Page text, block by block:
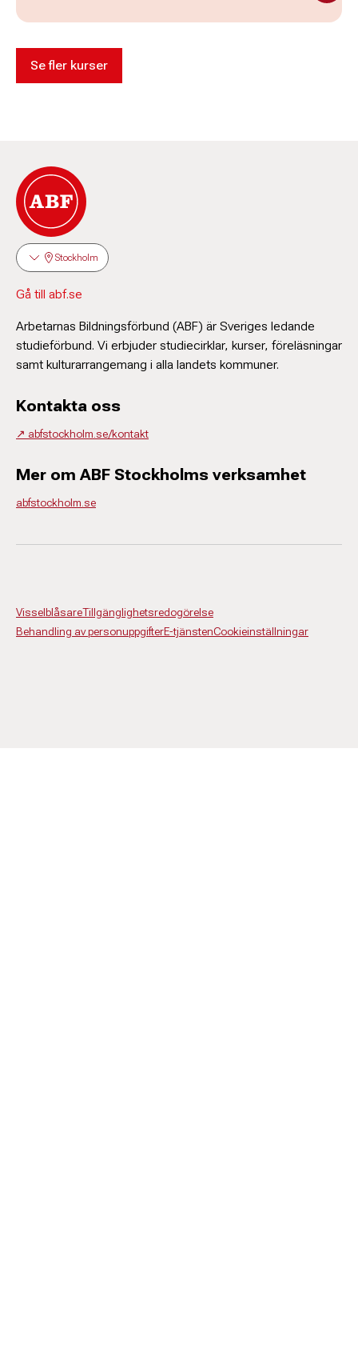
Se fler kurser
Stockholm
Gå till abf.se
Arbetarnas Bildningsförbund (ABF) är Sveriges ledande
studieförbund. Vi erbjuder studiecirklar, kurser, föreläsningar
samt kulturarrangemang i alla landets kommuner.
Kontakta oss
↗️ abfstockholm.se/kontakt
Mer om ABF Stockholms verksamhet
abfstockholm.se
VisselblåsareTillgänglighetsredogörelse
Behandling av personuppgifterE-tjänstenCookieinställningar